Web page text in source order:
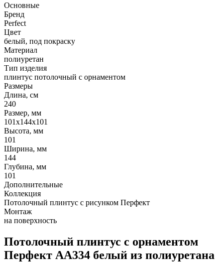
Основные
Бренд
Perfect
Цвет
белый, под покраску
Материал
полиуретан
Тип изделия
плинтус потолочный с орнаментом
Размеры
Длина, см
240
Размер, мм
101х144х101
Высота, мм
101
Ширина, мм
144
Глубина, мм
101
Дополнительные
Коллекция
Потолочный плинтус с рисунком Перфект
Монтаж
на поверхность
Потолочный плинтус с орнаментом
Перфект AA334 белый из полиуретана